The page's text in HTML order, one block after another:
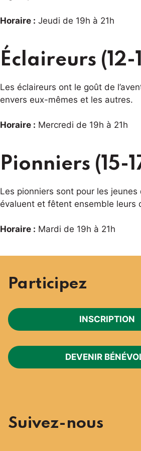
Horaire : Jeudi de 19h à 21h
Éclaireurs (12-
Les éclaireurs ont le goût de
envers eux-mêmes et les autres.
Horaire : Mercredi de 19h à 21h
Pionniers (15-
Les pionniers sont pour les
évaluent et fêtent ensemble leurs
Horaire : Mardi de 19h à 21h
Participez
INSCRIPTION
DEVENIR
Suivez-nous